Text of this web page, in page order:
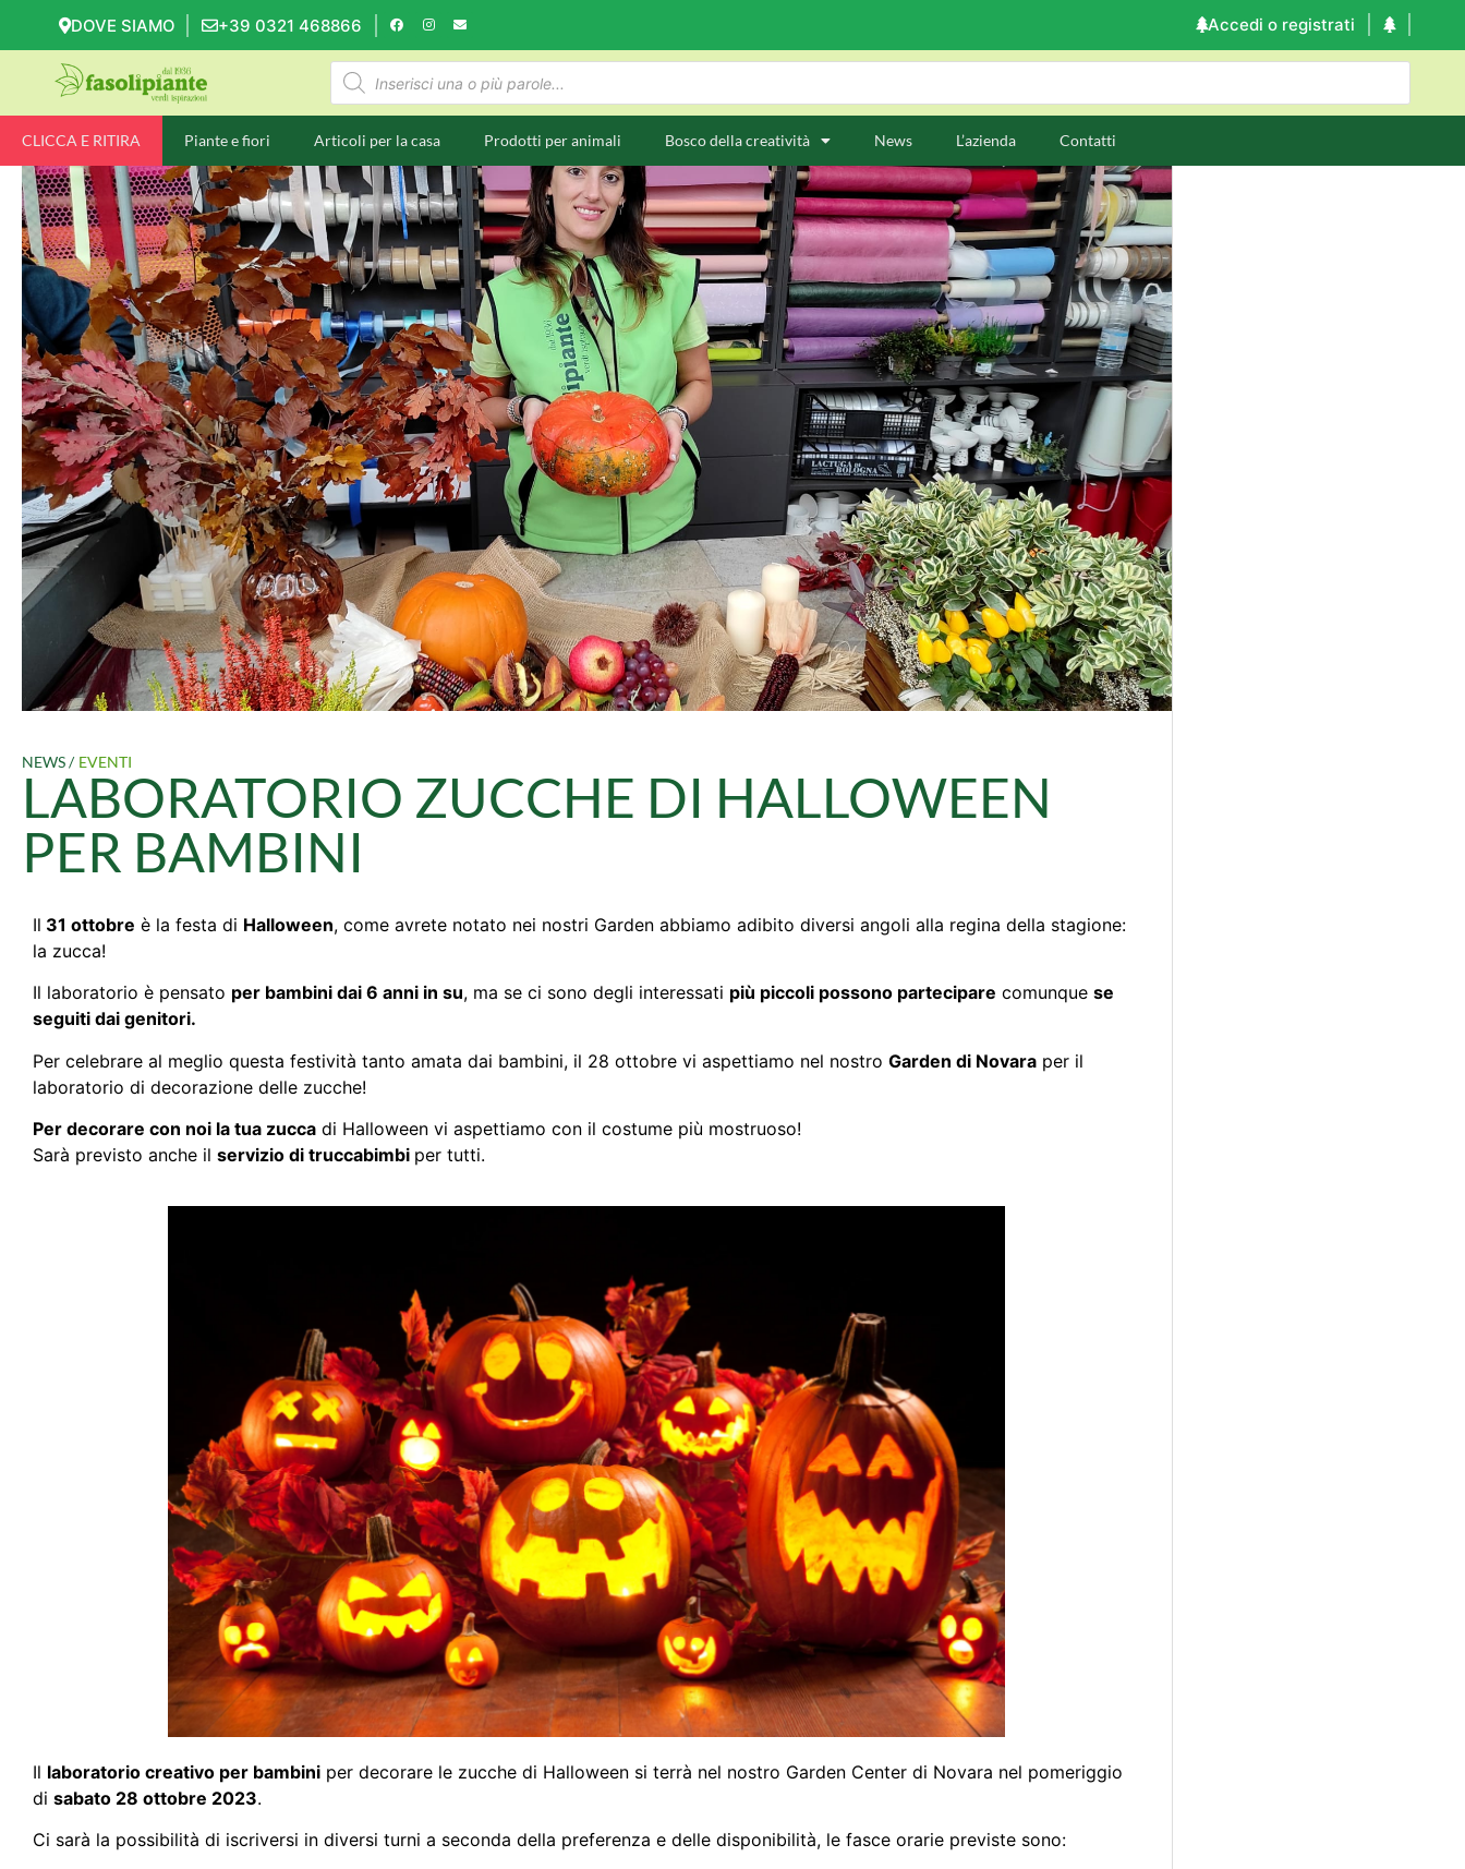
DOVE SIAMO +39 0321 468866 Accedi o registrati
CLICCA E RITIRA Piante e fiori Articoli per la casa Prodotti per animali Bosco della creatività News L’azienda Contatti
NEWS / EVENTI
LABORATORIO ZUCCHE DI HALLOWEEN
PER BAMBINI
Il 31 ottobre è la festa di Halloween, come avrete notato nei nostri Garden abbiamo adibito diversi angoli alla regina della stagione:
la zucca!
Il laboratorio è pensato per bambini dai 6 anni in su, ma se ci sono degli interessati più piccoli possono partecipare comunque se
seguiti dai genitori.
Per celebrare al meglio questa festività tanto amata dai bambini, il 28 ottobre vi aspettiamo nel nostro Garden di Novara per il
laboratorio di decorazione delle zucche!
Per decorare con noi la tua zucca di Halloween vi aspettiamo con il costume più mostruoso!
Sarà previsto anche il servizio di truccabimbi per tutti.
Il laboratorio creativo per bambini per decorare le zucche di Halloween si terrà nel nostro Garden Center di Novara nel pomeriggio
di sabato 28 ottobre 2023.
Ci sarà la possibilità di iscriversi in diversi turni a seconda della preferenza e delle disponibilità, le fasce orarie previste sono: